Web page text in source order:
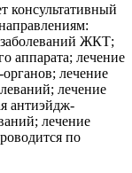
консультативный
заболеваний ЖКТ;
аппарата; лечение
лечение
лечение
антиэйдж-
лечение
по